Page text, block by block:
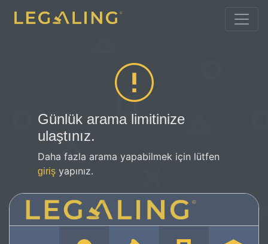
Günlük arama limitinize
ulaştınız.
Daha fazla arama yapabilmek için lütfen
giriş yapınız.